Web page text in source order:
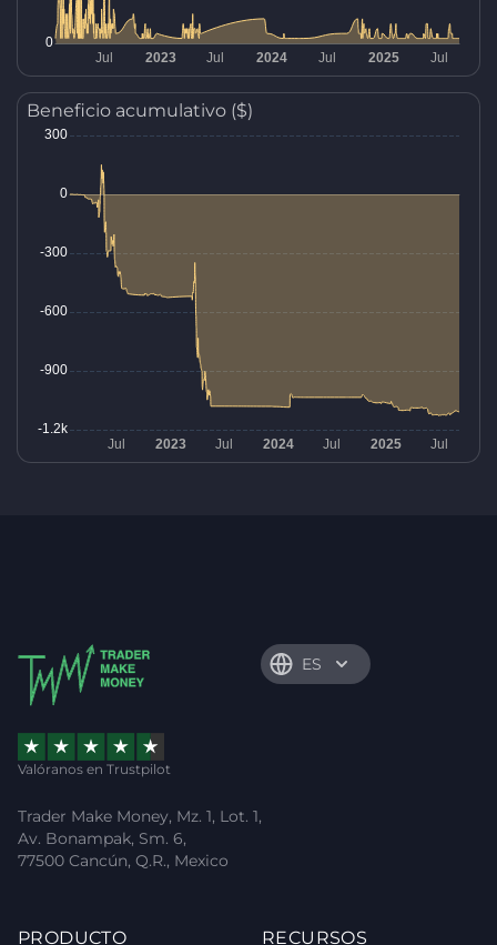
Beneficio acumulativo ($)
ES
Valóranos en Trustpilot
Trader Make Money, Mz. 1, Lot. 1,
Av. Bonampak, Sm. 6,
77500 Cancún, Q.R., Mexico
PRODUCTO RECURSOS